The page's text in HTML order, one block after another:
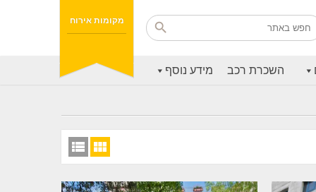
מקומות אירוח
השכרת רכב מידע נוסף